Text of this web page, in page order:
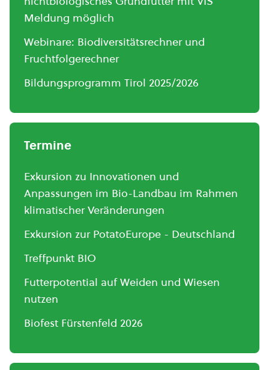
Meldung möglich
Webinare: Biodiversitätsrechner und
Fruchtfolgerechner
Bildungsprogramm Tirol 2025/2026
Termine
Exkursion zu Innovationen und
Anpassungen im Bio-Landbau im Rahmen
klimatischer Veränderungen
Exkursion zur PotatoEurope - Deutschland
Treffpunkt BIO
Futterpotential auf Weiden und Wiesen
nutzen
Biofest Fürstenfeld 2026